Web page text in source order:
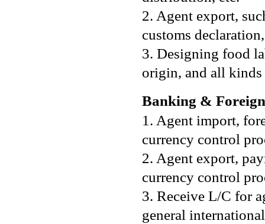
2. Agent export,
customs
3. Designing food
origin, and all
Banking &
1. Agent import,
currency control
2. Agent export,
currency control
3. Receive L/C for
general